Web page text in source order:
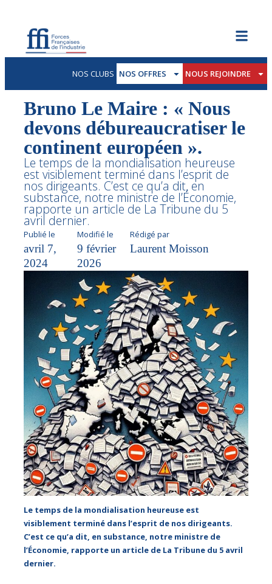
NOS CLUBS NOS OFFRES NOUS REJOINDRE
Bruno Le Maire : « Nous
devons débureaucratiser le
continent européen ».
Le temps de la mondialisation heureuse
est visiblement terminé dans l’esprit de
nos dirigeants. C’est ce qu’a dit, en
substance, notre ministre de l’Économie,
rapporte un article de La Tribune du 5
avril dernier.
Publié le
avril 7,
2024
Modifié le
9 février
2026
Rédigé par
Laurent Moisson
Le temps de la mondialisation heureuse est
visiblement terminé dans l’esprit de nos dirigeants.
C’est ce qu’a dit, en substance, notre ministre de
l’Économie, rapporte un article de La Tribune du 5 avril
dernier.